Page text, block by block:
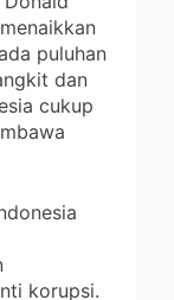
puluhan
dan
cukup
korupsi.